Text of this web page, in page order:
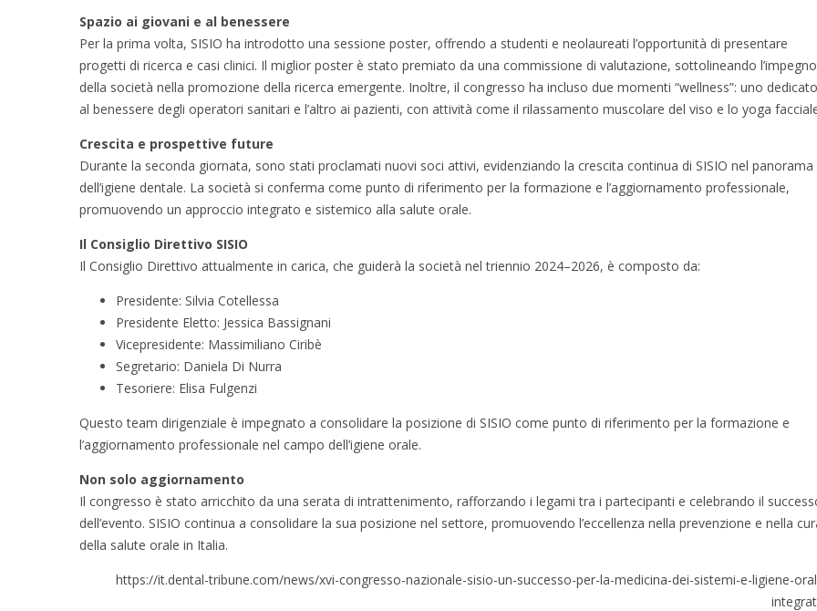
Spazio ai giovani e al benessere
Per la prima volta, SISIO ha introdotto una sessione poster, offrendo a studenti e neolaureati l’opportunità di presentare
progetti di ricerca e casi clinici. Il miglior poster è stato premiato da una commissione di valutazione, sottolineando l’impegno
della società nella promozione della ricerca emergente. Inoltre, il congresso ha incluso due momenti “wellness”: uno dedicato
al benessere degli operatori sanitari e l’altro ai pazienti, con attività come il rilassamento muscolare del viso e lo yoga
Crescita e prospettive future
Durante la seconda giornata, sono stati proclamati nuovi soci attivi, evidenziando la crescita continua di SISIO nel panorama
dell’igiene dentale. La società si conferma come punto di riferimento per la formazione e l’aggiornamento professionale,
promuovendo un approccio integrato e sistemico alla salute orale.
Il Consiglio Direttivo SISIO
Il Consiglio Direttivo attualmente in carica, che guiderà la società nel triennio 2024–2026, è composto da:
Presidente: Silvia Cotellessa
Presidente Eletto: Jessica Bassignani
Vicepresidente: Massimiliano Ciribè
Segretario: Daniela Di Nurra
Tesoriere: Elisa Fulgenzi
Questo team dirigenziale è impegnato a consolidare la posizione di SISIO come punto di riferimento per la formazione e
l’aggiornamento professionale nel campo dell’igiene orale.
Non solo aggiornamento
Il congresso è stato arricchito da una serata di intrattenimento, rafforzando i legami tra i partecipanti e celebrando il
dell’evento. SISIO continua a consolidare la sua posizione nel settore, promuovendo l’eccellenza nella prevenzione e nella
della salute orale in Italia.
https://it.dental-tribune.com/news/xvi-congresso-nazionale-sisio-un-successo-per-la-medicina-dei-sistemi-e-ligiene-